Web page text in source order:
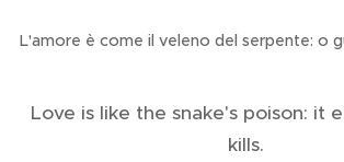
L'amore è come il veleno del serpente: o
Love is like the snake's poison: it
kills.